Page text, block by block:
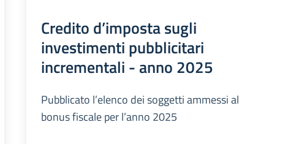
Credito d’imposta sugli
investimenti pubblicitari
incrementali - anno 2025
Pubblicato l’elenco dei soggetti ammessi al
bonus fiscale per l’anno 2025